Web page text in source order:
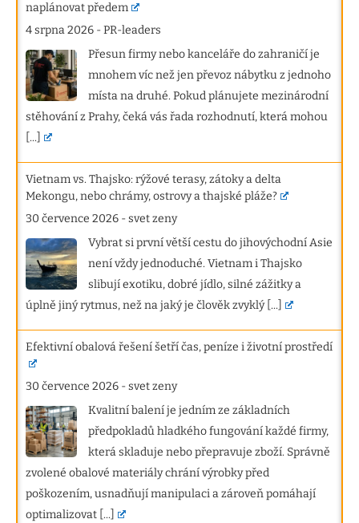
naplánovat předem
4 srpna 2026 -PR-leaders
Přesun firmy nebo kanceláře do zahraničí je
mnohem víc než jen převoz nábytku z jednoho
místa na druhé. Pokud plánujete mezinárodní
stěhování z Prahy, čeká vás řada rozhodnutí, která mohou
[...]
Vietnam vs. Thajsko: rýžové terasy, zátoky a delta
Mekongu, nebo chrámy, ostrovy a thajské pláže?
30 července 2026 -svet zeny
Vybrat si první větší cestu do jihovýchodní Asie
není vždy jednoduché. Vietnam i Thajsko
slibují exotiku, dobré jídlo, silné zážitky a
úplně jiný rytmus, než na jaký je člověk zvyklý [...]
Efektivní obalová řešení šetří čas, peníze i životní prostředí
30 července 2026 -svet zeny
Kvalitní balení je jedním ze základních
předpokladů hladkého fungování každé firmy,
která skladuje nebo přepravuje zboží. Správně
zvolené obalové materiály chrání výrobky před
poškozením, usnadňují manipulaci a zároveň pomáhají
optimalizovat [...]